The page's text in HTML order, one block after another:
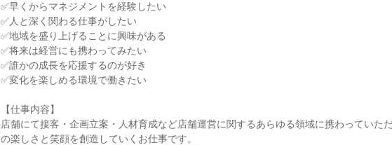
✅早くからマネジメントを経験したい
✅人と深く関わる仕事がしたい
✅地域を盛り上げることに興味がある
✅将来は経営にも携わってみたい
✅誰かの成長を応援するのが好き
✅変化を楽しめる環境で働きたい
【仕事内容】
店舗にて接客・企画立案・人材育成など店舗運営に関するあらゆる領域に携わっていた
の楽しさと笑顔を創造していくお仕事です。